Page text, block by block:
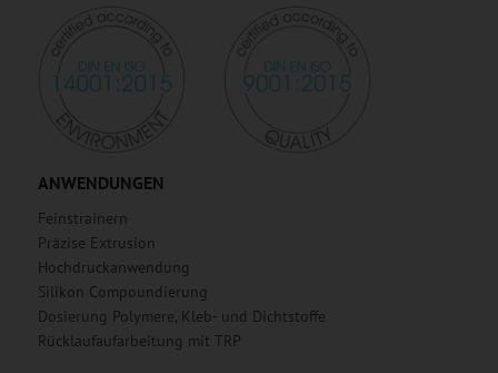
ANWENDUNGEN
Feinstrainern
Präzise Extrusion
Hochdruckanwendung
Silikon Compoundierung
Dosierung Polymere, Kleb- und Dichtstoffe
Rücklaufaufarbeitung mit TRP